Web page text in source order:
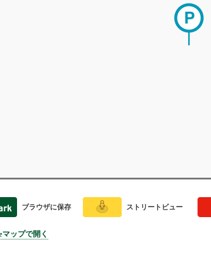
ブラウザに保存 ストリートビュー
マップで開く